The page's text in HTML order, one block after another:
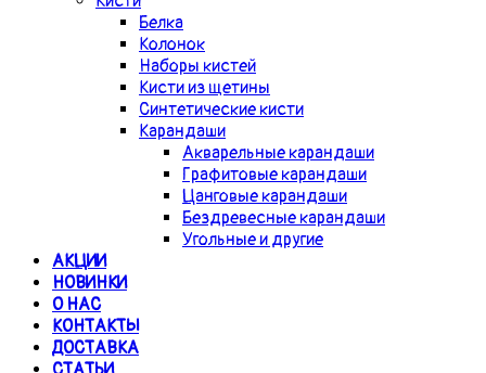
Белка
Колонок
Наборы кистей
Кисти из щетины
Синтетические кисти
Карандаши
Акварельные карандаши
Графитовые карандаши
Цанговые карандаши
Бездревесные карандаши
Угольные и другие
АКЦИИ
НОВИНКИ
О НАС
КОНТАКТЫ
ДОСТАВКА